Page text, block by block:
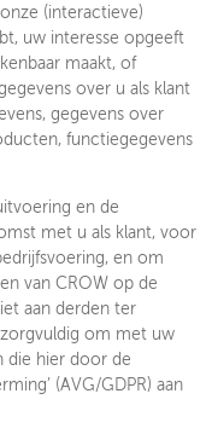
(interactieve)
uw interesse opgeeft
maakt, of
over u als klant
gegevens over
functiegegevens
en de
met u als klant, voor
en om
van CROW op de
aan derden ter
om met uw
die hier door de
(AVG/GDPR) aan